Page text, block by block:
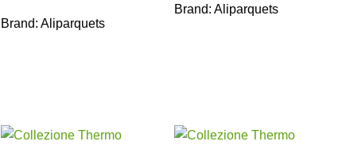
Brand: Aliparquets
Brand: Aliparquets